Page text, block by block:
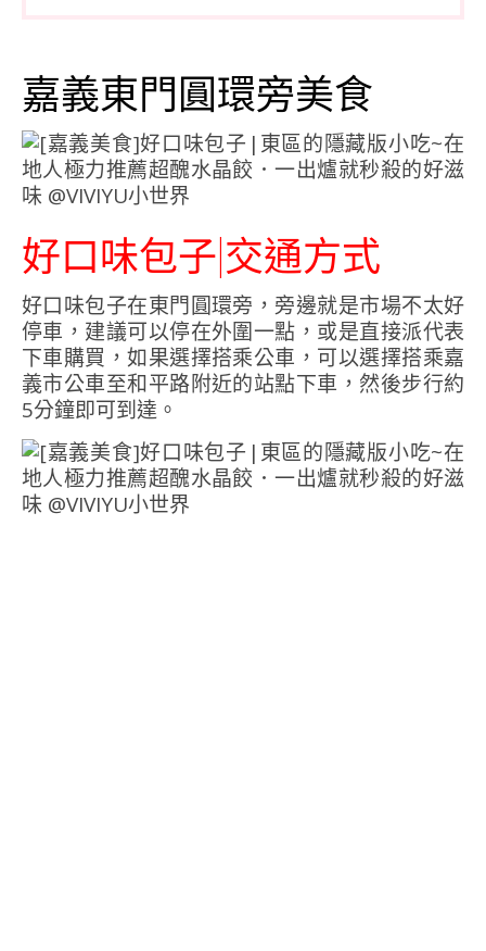
嘉義東門圓環旁美食
好口味包子|交通方式
好口味包子在東門圓環旁，旁邊就是市場不太好
停車，建議可以停在外圍一點，或是直接派代表
下車購買，如果選擇搭乘公車，可以選擇搭乘嘉
義市公車至和平路附近的站點下車，然後步行約
5分鐘即可到達。